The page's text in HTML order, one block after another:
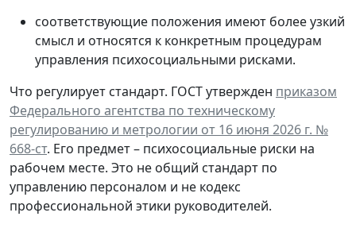
соответствующие положения имеют более узкий
смысл и относятся к конкретным процедурам
управления психосоциальными рисками.
Что регулирует стандарт. ГОСТ утвержден приказом
Федерального агентства по техническому
регулированию и метрологии от 16 июня 2026 г. №
668-ст. Его предмет – психосоциальные риски на
рабочем месте. Это не общий стандарт по
управлению персоналом и не кодекс
профессиональной этики руководителей.